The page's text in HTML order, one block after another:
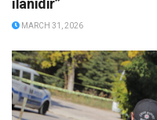
ilanıdır”
MARCH 31, 2026